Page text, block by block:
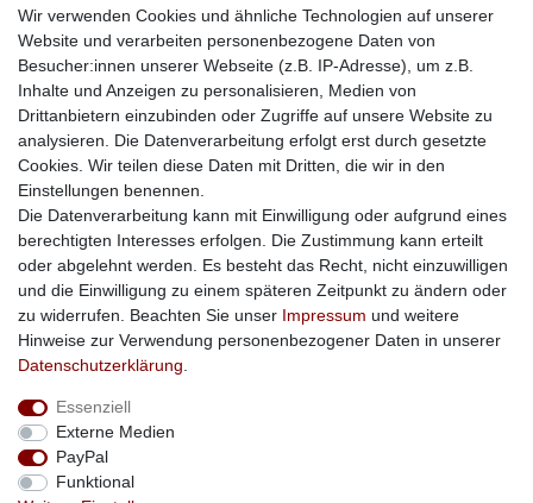
Mein Konto
Konto
Login
Kontaktformular
Impressum Daten­schutz­erklärung
Barrierefreiheitserklärung Widerrufs­recht
Vertrag widerrufen Kontakt
Wir verwenden Cookies und ähnliche Technologien auf unserer
Website und verarbeiten personenbezogene Daten von
Besucher:innen unserer Webseite (z.B. IP-Adresse), um z.B.
Inhalte und Anzeigen zu personalisieren, Medien von
Drittanbietern einzubinden oder Zugriffe auf unsere Website zu
analysieren. Die Datenverarbeitung erfolgt erst durch gesetzte
Cookies. Wir teilen diese Daten mit Dritten, die wir in den
Einstellungen benennen.
Die Datenverarbeitung kann mit Einwilligung oder aufgrund eines
berechtigten Interesses erfolgen. Die Zustimmung kann erteilt
oder abgelehnt werden. Es besteht das Recht, nicht einzuwilligen
und die Einwilligung zu einem späteren Zeitpunkt zu ändern oder
zu widerrufen. Beachten Sie unser Impressum und weitere
Hinweise zur Verwendung personenbezogener Daten in unserer
Daten­schutz­erklärung
Essenziell
Externe Medien
PayPal
Funktional